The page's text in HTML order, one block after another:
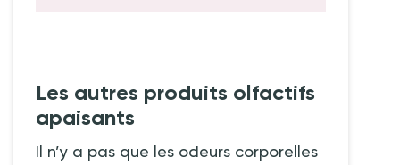
Les autres produits olfactifs
apaisants
Il n’y a pas que les odeurs corporelles